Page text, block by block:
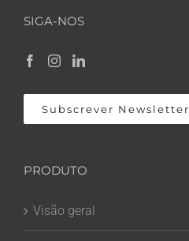
SIGA-NOS
Subscrever Newsletter
PRODUTO
Visão geral